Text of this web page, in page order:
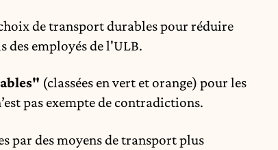
de transport durables pour réduire
des employés de l'ULB.
(classées en vert et orange) pour les
pas exempte de contradictions.
par des moyens de transport plus